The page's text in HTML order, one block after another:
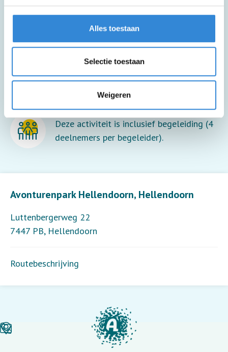
Alles toestaan
Selectie toestaan
Weigeren
Avonturenpark Hellendoorn, Hellendoorn
Luttenbergerweg 22
7447 PB, Hellendoorn
Routebeschrijving
Deze activiteit is inclusief lunch en een
drankje.
Zakgeldtip voor extra drankjes, hapjes en
Deze activiteit is inclusief begeleiding (4
deelnemers per begeleider).